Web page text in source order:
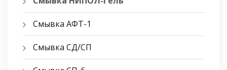
Смывка АФТ-1
Смывка СД/СП